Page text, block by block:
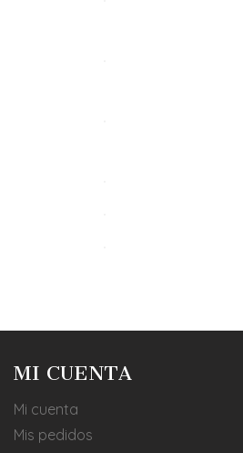
MI CUENTA
Mi cuenta
Mis pedidos